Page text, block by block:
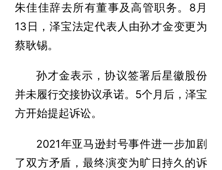
朱佳佳辞去所有董事及高管职务。8月
13日，泽宝法定代表人由孙才金变更为
蔡耿锡。
孙才金表示，协议签署后星徽股份
并未履行交接协议承诺。5个月后，泽宝
方开始提起诉讼。
2021年亚马逊封号事件进一步加剧
了双方矛盾，最终演变为旷日持久的诉